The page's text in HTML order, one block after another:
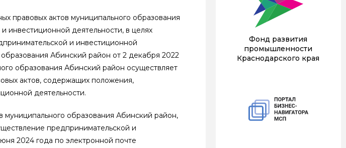
правовых актов муниципального образования
инвестиционной деятельности, в целях
и инвестиционной
Абинский район от 2 декабря 2022
образования Абинский район осуществляет
актов, содержащих положения,
деятельности.
образования Абинский район,
предпринимательской и
2024 года по электронной почте
Фонд развития
промышленности
Краснодарского края